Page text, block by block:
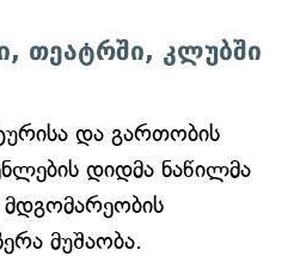
თეატრში, კლუბში
და გართობის
დიდმა ნაწილმა
მდგომარეობის
მუშაობა.